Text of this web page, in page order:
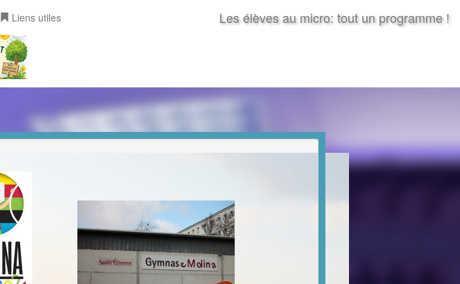
Liens utiles Les élèves au micro: tout un programme !
les abeilles?